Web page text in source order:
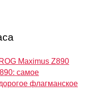
Maximus Z890
самое
флагманское